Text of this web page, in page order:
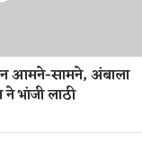
आमने-सामने, अंबाला
भांजी लाठी